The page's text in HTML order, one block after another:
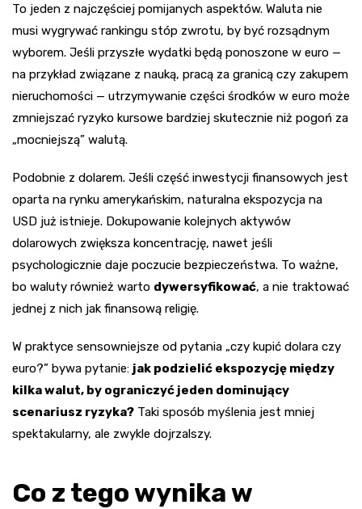
To jeden z najczęściej pomijanych aspektów. Waluta nie
musi wygrywać rankingu stóp zwrotu, by być rozsądnym
wyborem. Jeśli przyszłe wydatki będą ponoszone w euro —
na przykład związane z nauką, pracą za granicą czy zakupem
nieruchomości — utrzymywanie części środków w euro może
zmniejszać ryzyko kursowe bardziej skutecznie niż pogoń za
„mocniejszą” walutą.
Podobnie z dolarem. Jeśli część inwestycji finansowych jest
oparta na rynku amerykańskim, naturalna ekspozycja na
USD już istnieje. Dokupowanie kolejnych aktywów
dolarowych zwiększa koncentrację, nawet jeśli
psychologicznie daje poczucie bezpieczeństwa. To ważne,
bo waluty również warto dywersyfikować, a nie traktować
jednej z nich jak finansową religię.
W praktyce sensowniejsze od pytania „czy kupić dolara czy
euro?” bywa pytanie: jak podzielić ekspozycję między
kilka walut, by ograniczyć jeden dominujący
scenariusz ryzyka? Taki sposób myślenia jest mniej
spektakularny, ale zwykle dojrzalszy.
Co z tego wynika w